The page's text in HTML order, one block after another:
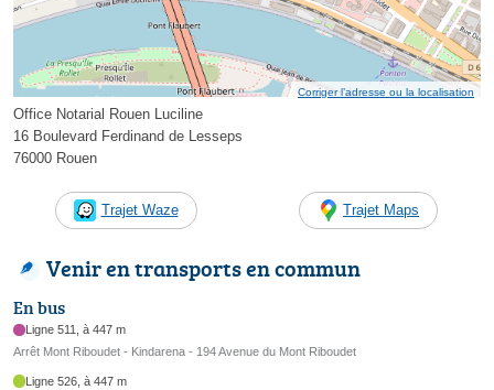
Corriger l’adresse ou la localisation
Office Notarial Rouen Luciline
16 Boulevard Ferdinand de Lesseps
76000 Rouen
Trajet Waze Trajet Maps
Venir en transports en commun
En bus
Ligne 511, à 447 m
Arrêt Mont Riboudet - Kindarena - 194 Avenue du Mont Riboudet
Ligne 526, à 447 m